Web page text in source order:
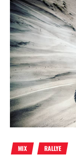
MIX RALLYE